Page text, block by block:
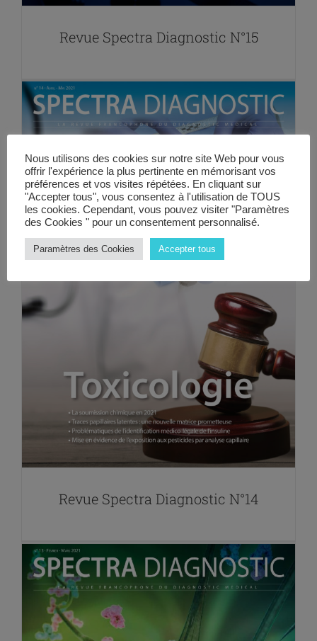
Revue Spectra Diagnostic N°15
Revue Spectra Diagnostic N°14
Nous utilisons des cookies sur notre site Web pour vous
offrir l'expérience la plus pertinente en mémorisant vos
préférences et vos visites répétées. En cliquant sur
"Accepter tous", vous consentez à l'utilisation de TOUS
les cookies. Cependant, vous pouvez visiter "Paramètres
des Cookies " pour un consentement personnalisé.
Paramètres des Cookies Accepter tous